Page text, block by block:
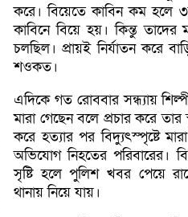
করে। বিয়েতে কাবিন কম হলে
কাবিনে বিয়ে হয়। কিন্তু
চলছিল। প্রায়ই নির্যাতন করে
শওকত।
এদিকে গত রোববার সন্ধ্যায়
মারা গেছেন বলে প্রচার করে তার
করে হত্যার পর বিদ্যুৎস্পৃষ্টে
অভিযোগ নিহতের পরিবারের।
সৃষ্টি হলে পুলিশ খবর পেয়ে
থানায় নিয়ে যায়।